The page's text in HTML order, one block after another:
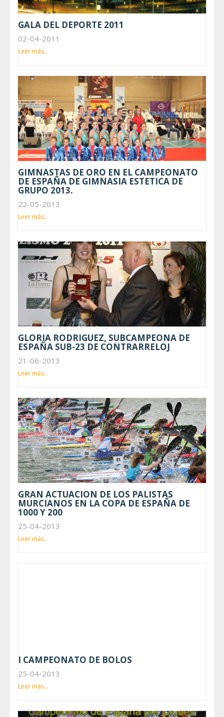
GALA DEL DEPORTE 2011
02-04-2011
Leer más...
GIMNASTAS DE ORO EN EL CAMPEONATO
DE ESPAÑA DE GIMNASIA ESTETICA DE
GRUPO 2013.
22-05-2013
Leer más...
GLORIA RODRIGUEZ, SUBCAMPEONA DE
ESPAÑA SUB-23 DE CONTRARRELOJ
21-06-2013
Leer más...
GRAN ACTUACION DE LOS PALISTAS
MURCIANOS EN LA COPA DE ESPAÑA DE
1000 Y 200
25-04-2013
Leer más...
I CAMPEONATO DE BOLOS
25-04-2013
Leer más...